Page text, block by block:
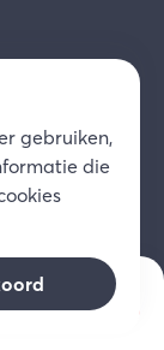
Kies datum
gebruiken,
die